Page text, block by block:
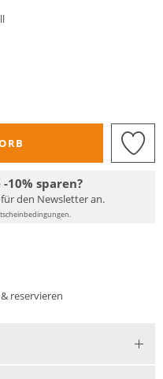
10% sparen?
den Newsletter an.
reservieren